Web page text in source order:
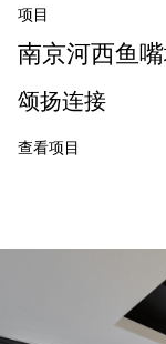
项目
南京河西鱼
颂扬连接
查看项目